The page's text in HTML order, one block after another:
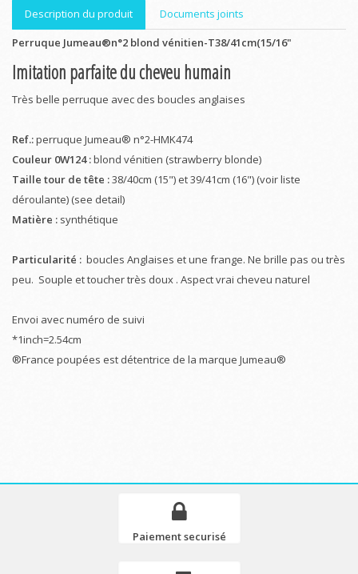
Description du produit
Documents joints
Perruque Jumeau®n°2 blond vénitien-T38/41cm(15/16"
Imitation parfaite du cheveu humain
Très belle perruque avec des boucles anglaises
Ref.:perruque Jumeau® n°2-HMK474
Couleur 0W124 :blond vénitien (strawberry blonde)
Taille tour de tête :38/40cm (15") et 39/41cm (16") (voir liste
déroulante) (see detail)
Matière : synthétique
Particularité : boucles Anglaises et une frange. Ne brille pas ou très
peu. Souple et toucher très doux . Aspect vrai cheveu naturel
Envoi avec numéro de suivi
*1inch=2.54cm
®France poupées est détentrice de la marque Jumeau®
Paiement securisé